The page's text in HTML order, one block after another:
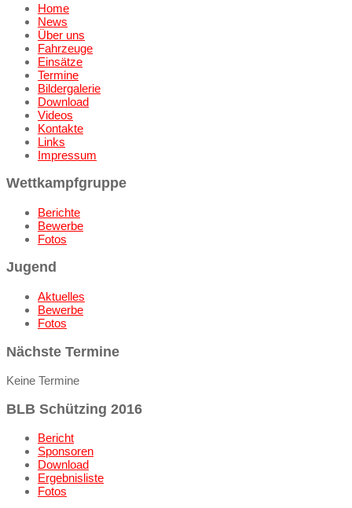
Home
News
Über uns
Fahrzeuge
Einsätze
Termine
Bildergalerie
Download
Videos
Kontakte
Links
Impressum
Wettkampfgruppe
Berichte
Bewerbe
Fotos
Jugend
Aktuelles
Bewerbe
Fotos
Nächste Termine
Keine Termine
BLB Schützing 2016
Bericht
Sponsoren
Download
Ergebnisliste
Fotos